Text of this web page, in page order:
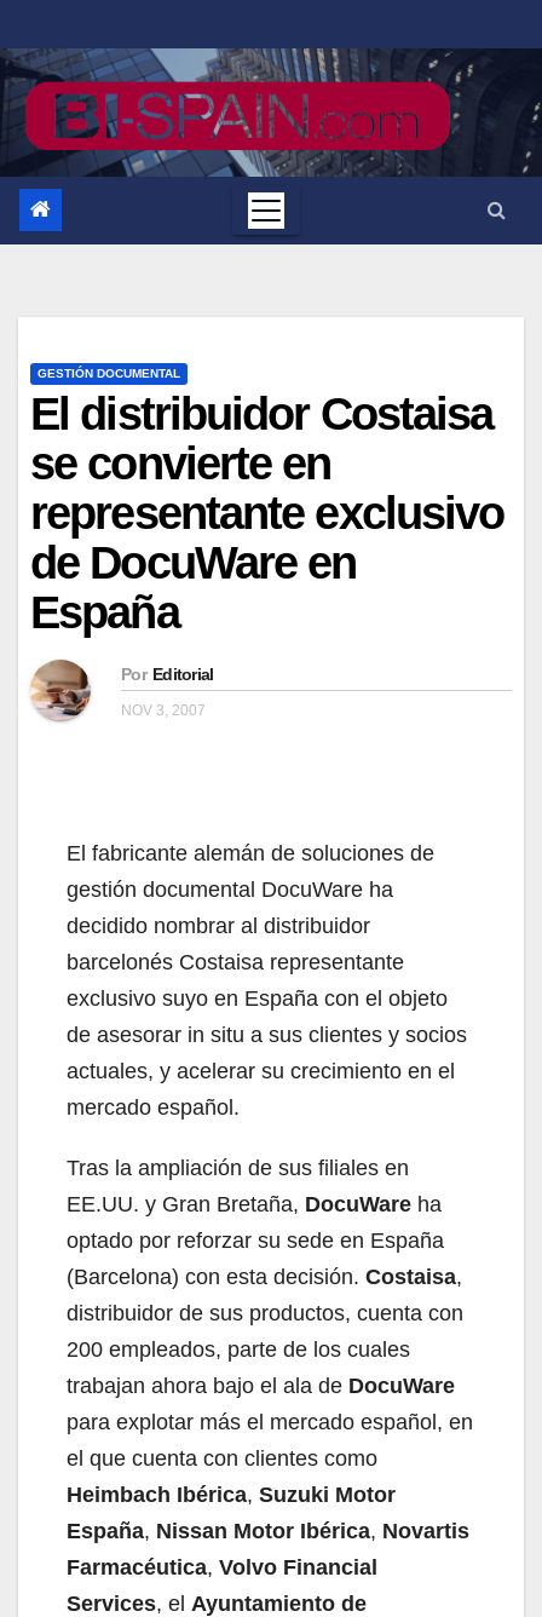
al
contenido
GESTIÓN DOCUMENTAL
El distribuidor Costaisa
se convierte en
representante exclusivo
de DocuWare en
España
Por Editorial
NOV 3, 2007
El fabricante alemán de soluciones de
gestión documental DocuWare ha
decidido nombrar al distribuidor
barcelonés Costaisa representante
exclusivo suyo en España con el objeto
de asesorar in situ a sus clientes y socios
actuales, y acelerar su crecimiento en el
mercado español.
Tras la ampliación de sus filiales en
EE.UU. y Gran Bretaña, DocuWare ha
optado por reforzar su sede en España
(Barcelona) con esta decisión. Costaisa,
distribuidor de sus productos, cuenta con
200 empleados, parte de los cuales
trabajan ahora bajo el ala de DocuWare
para explotar más el mercado español, en
el que cuenta con clientes como
Heimbach Ibérica, Suzuki Motor
España, Nissan Motor Ibérica, Novartis
Farmacéutica, Volvo Financial
Services, el Ayuntamiento de